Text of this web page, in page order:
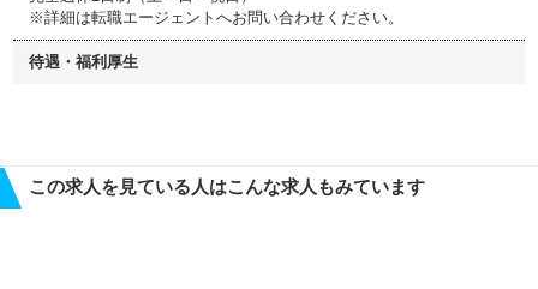
※詳細は転職エージェントへお問い合わせください。
待遇・福利厚生
この求人を見ている人はこんな求人もみています